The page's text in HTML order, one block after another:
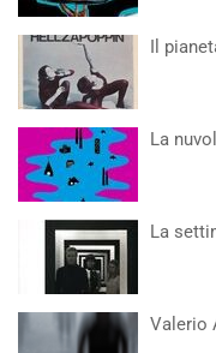
Il
La
La
Valerio